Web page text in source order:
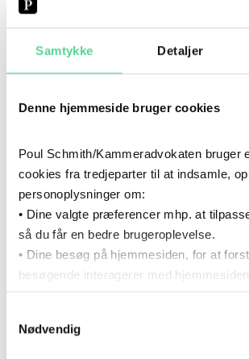
Samtykke Detaljer
Denne hjemmeside bruger cookies
Poul Schmith/Kammeradvokaten bruger
cookies fra tredjeparter til at indsamle,
personoplysninger om:
• Dine valgte præferencer mhp. at
så du får en bedre brugeroplevelse.
• Dine besøg på hjemmesiden, for at
besøgende interagerer med
Du kan til enhver tid tilbagekalde dit
som du finder i bunden af hjemmesiden.
Nødvendig
2022
2024
UDDANNELSE
2021–2024
KARRIERE
2019
2019– 2022
UDDANNELSE
HA.(jur.), Copenhagen
2019–2021